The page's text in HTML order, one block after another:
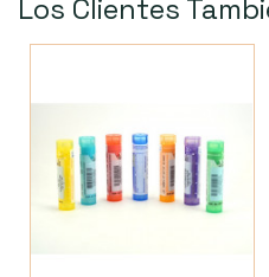
Los Clientes